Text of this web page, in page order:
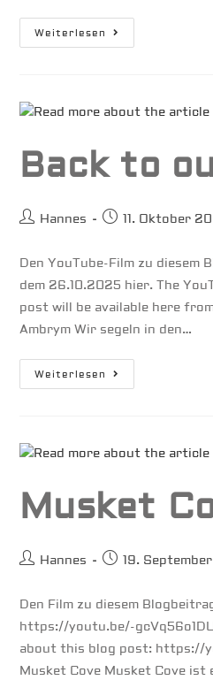
Weiterlesen Faszinierendes
Vanuatu
Back to
Beitrags-
Hannes
Beitrag
11. Oktober
Den YouTube-Film zu diesem
dem 26.10.2025 hier. The
post will be available here
Ambrym Wir segeln in den…
Weiterlesen Back
To
Musket
Beitrags-
Hannes
Beitrag
19.
Den Film zu diesem
https://youtu.be/-
about this blog post: https://
Musket Cove Musket Cove